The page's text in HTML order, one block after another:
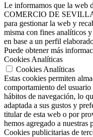
Le informamos que la
COMERCIO DE SEVILLA
para gestionar la web y
misma con fines analíticos
en base a un perfil
Puede obtener más
Cookies Analíticas
Cookies Analíticas
Estas cookies permiten
comportamiento del
hábitos de navegación, lo
adaptada a sus gustos y
titular de esta web o por
hemos agregado a nuestras
Cookies publicitarias de